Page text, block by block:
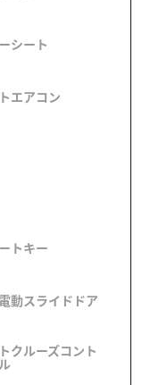
シート
エアコン
トキー
動スライドドア
クルーズコント